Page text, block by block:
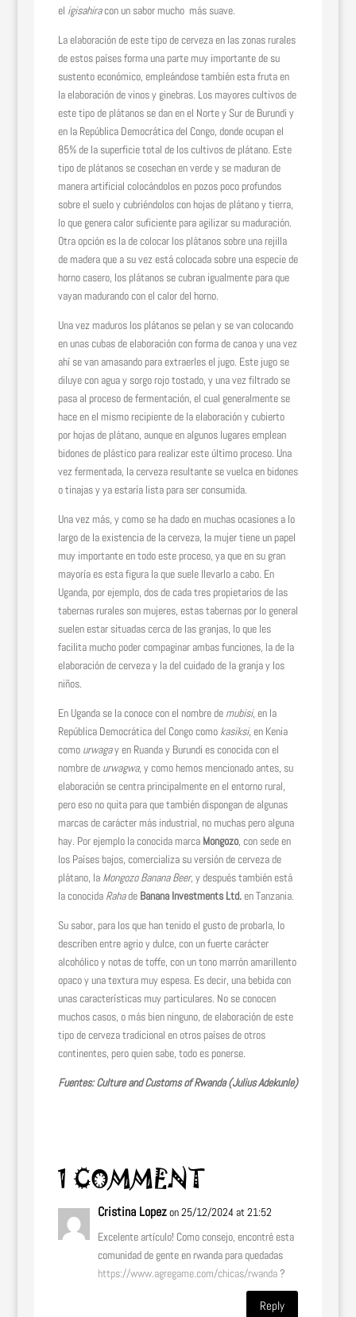
el igisahiracon un sabor mucho más suave.
La elaboración de este tipo de cerveza en las zonas rurales
de estos países forma una parte muy importante de su
sustento económico, empleándose también esta fruta en
la elaboración de vinos y ginebras. Los mayores cultivos de
este tipo de plátanos se dan en el Norte y Sur de Burundi y
en la República Democrática del Congo, donde ocupan el
85% de la superficie total de los cultivos de plátano. Este
tipo de plátanos se cosechan en verde y se maduran de
manera artificial colocándolos en pozos poco profundos
sobre el suelo y cubriéndolos con hojas de plátano y tierra,
lo que genera calor suficiente para agilizar su maduración.
Otra opción es la de colocar los plátanos sobre una rejilla
de madera que a su vez está colocada sobre una especie de
horno casero, los plátanos se cubran igualmente para que
vayan madurando con el calor del horno.
Una vez maduros los plátanos se pelan y se van colocando
en unas cubas de elaboración con forma de canoa y una vez
ahí se van amasando para extraerles el jugo. Este jugo se
diluye con agua y sorgo rojo tostado, y una vez filtrado se
pasa al proceso de fermentación, el cual generalmente se
hace en el mismo recipiente de la elaboración y cubierto
por hojas de plátano, aunque en algunos lugares emplean
bidones de plástico para realizar este último proceso. Una
vez fermentada, la cerveza resultante se vuelca en bidones
o tinajas y ya estaría lista para ser consumida.
Una vez más, y como se ha dado en muchas ocasiones a lo
largo de la existencia de la cerveza, la mujer tiene un papel
muy importante en todo este proceso, ya que en su gran
mayoría es esta figura la que suele llevarlo a cabo. En
Uganda, por ejemplo, dos de cada tres propietarios de las
tabernas rurales son mujeres, estas tabernas por lo general
suelen estar situadas cerca de las granjas, lo que les
facilita mucho poder compaginar ambas funciones, la de la
elaboración de cerveza y la del cuidado de la granja y los
niños.
En Uganda se la conoce con el nombre de mubisi, en la
República Democrática del Congo como kasiksi, en Kenia
como urwagay en Ruanda y Burundi es conocida con el
nombre de urwagwa, y como hemos mencionado antes, su
elaboración se centra principalmente en el entorno rural,
pero eso no quita para que también dispongan de algunas
marcas de carácter más industrial, no muchas pero alguna
hay. Por ejemplo la conocida marca Mongozo, con sede en
los Países bajos, comercializa su versión de cerveza de
plátano, la Mongozo Banana Beer, y después también está
la conocida Rahade Banana Investments Ltd.en Tanzania.
Su sabor, para los que han tenido el gusto de probarla, lo
describen entre agrio y dulce, con un fuerte carácter
alcohólico y notas de toffe, con un tono marrón amarillento
opaco y una textura muy espesa. Es decir, una bebida con
unas características muy particulares. No se conocen
muchos casos, o más bien ninguno, de elaboración de este
tipo de cerveza tradicional en otros países de otros
continentes, pero quien sabe, todo es ponerse.
Fuentes: Culture and Customs of Rwanda (Julius Adekunle)
1 COMMENT
Cristina Lopezon 25/12/2024 at 21:52
Excelente artículo! Como consejo, encontré esta
comunidad de gente en rwanda para quedadas
https://www.agregame.com/chicas/rwanda?
Reply